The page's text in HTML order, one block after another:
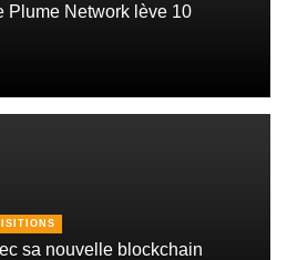
Plume Network lève 10
sa nouvelle blockchain